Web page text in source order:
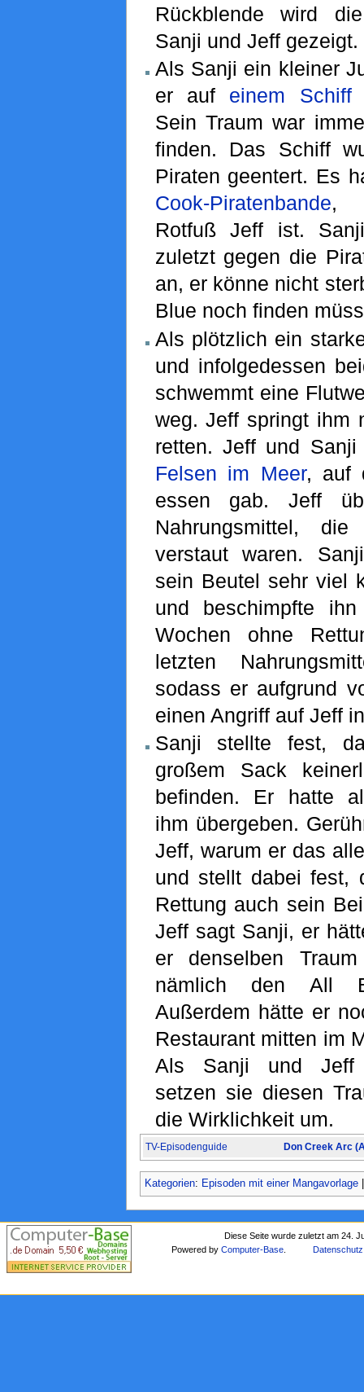
Rückblende wird
Sanji und Jeff gezeigt.
Als Sanji ein kleiner
er auf einem Schiff
Sein Traum war
finden. Das Schiff
Piraten geentert. Es
Cook-Piratenbande,
Rotfuß Jeff ist.
zuletzt gegen die
an, er könne nicht
Blue noch finden
Als plötzlich ein
und infolgedessen
schwemmt eine
weg. Jeff springt ihm
retten. Jeff und
Felsen im Meer, auf
essen gab. Jeff
Nahrungsmittel,
verstaut waren.
sein Beutel sehr viel
und beschimpfte
Wochen ohne
letzten
sodass er aufgrund
einen Angriff auf Jeff
Sanji stellte fest,
großem Sack
befinden. Er hatte
ihm übergeben.
Jeff, warum er das
und stellt dabei fest,
Rettung auch sein
Jeff sagt Sanji, er
er denselben
nämlich den All
Außerdem hätte er
Restaurant mitten im
Als Sanji und Jeff
setzen sie diesen
die Wirklichkeit um.
TV-Episodenguide Don Creek Arc
Kategorien: Episoden mit einer Mangavorlage
Diese Seite wurde zuletzt am 24.
Powered byComputer-Base Datenschutz